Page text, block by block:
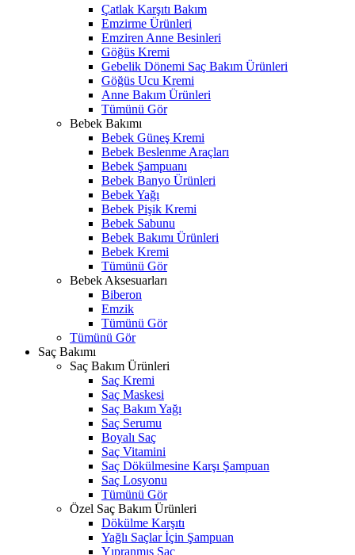
Çatlak Karşıtı Bakım
Emzirme Ürünleri
Emziren Anne Besinleri
Göğüs Kremi
Gebelik Dönemi Saç Bakım Ürünleri
Göğüs Ucu Kremi
Anne Bakım Ürünleri
Tümünü Gör
Bebek Bakımı
Bebek Güneş Kremi
Bebek Beslenme Araçları
Bebek Şampuanı
Bebek Banyo Ürünleri
Bebek Yağı
Bebek Pişik Kremi
Bebek Sabunu
Bebek Bakımı Ürünleri
Bebek Kremi
Tümünü Gör
Bebek Aksesuarları
Biberon
Emzik
Tümünü Gör
Tümünü Gör
Saç Bakımı
Saç Bakım Ürünleri
Saç Kremi
Saç Maskesi
Saç Bakım Yağı
Saç Serumu
Boyalı Saç
Saç Vitamini
Saç Dökülmesine Karşı Şampuan
Saç Losyonu
Tümünü Gör
Özel Saç Bakım Ürünleri
Dökülme Karşıtı
Yağlı Saçlar İçin Şampuan
Yıpranmış Saç